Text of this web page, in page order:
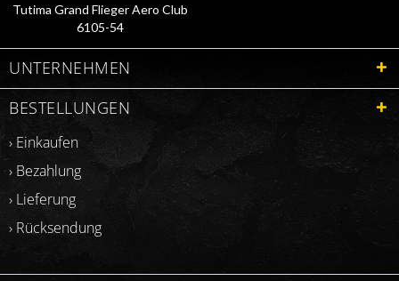
Tutima Grand Flieger Aero Club
6105-54
UNTERNEHMEN
BESTELLUNGEN
› Einkaufen
› Bezahlung
› Lieferung
› Rücksendung